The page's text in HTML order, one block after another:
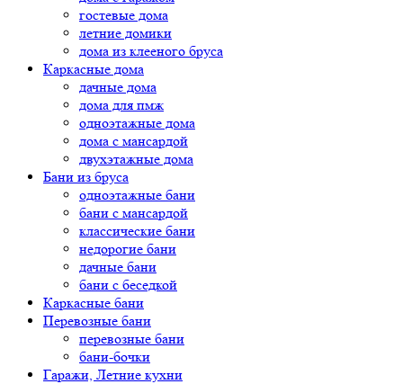
гостевые дома
летние домики
дома из клееного бруса
Каркасные дома
дачные дома
дома для пмж
одноэтажные дома
дома с мансардой
двухэтажные дома
Бани из бруса
одноэтажные бани
бани с мансардой
классические бани
недорогие бани
дачные бани
бани с беседкой
Каркасные бани
Перевозные бани
перевозные бани
бани-бочки
Гаражи, Летние кухни